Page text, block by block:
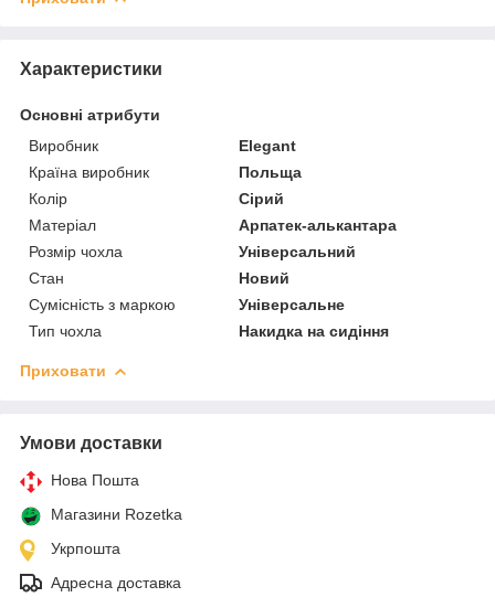
Характеристики
Основні атрибути
Виробник
Elegant
Країна виробник
Польща
Колір
Сірий
Матеріал
Арпатек-алькантара
Розмір чохла
Універсальний
Стан
Новий
Сумісність з маркою
Універсальне
Тип чохла
Накидка на сидіння
Приховати
Умови доставки
Нова Пошта
Магазини Rozetka
Укрпошта
Адресна доставка